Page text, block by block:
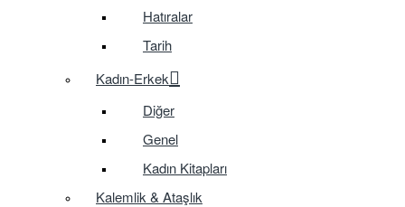
Hatıralar
Tarih
Kadın-Erkek
Diğer
Genel
Kadın Kitapları
Kalemlik & Ataşlık